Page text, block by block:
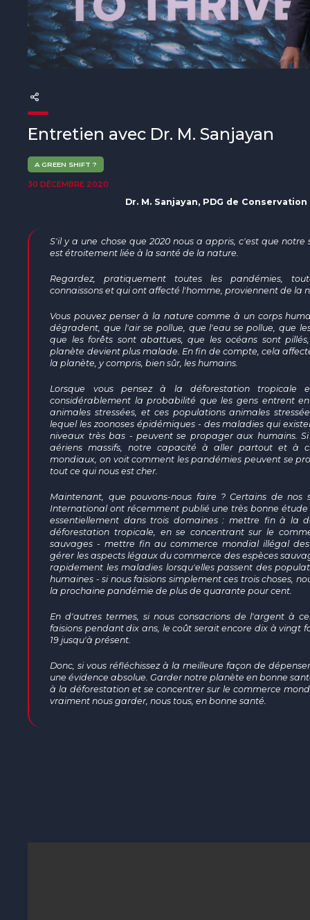
Beyond Plastic Med : BeMed
OACIS
Initiative Homme - Faune sauvage
The Green Shift Initiative
Entretien avec Dr. M. Sanjayan
A GREEN SHIFT ?
30 DÉCEMBRE 2020
Dr. M. Sanjayan, PDG de
S'il y a une chose que 2020 nous a appris, c'est que
est étroitement liée à la santé de la nature.
Regardez, pratiquement toutes les pandémies,
connaissons et qui ont affecté l'homme, proviennent de la
Vous pouvez penser à la nature comme à un corps
dégradent, que l'air se pollue, que l'eau se pollue, que
que les forêts sont abattues, que les océans sont
planète devient plus malade. En fin de compte, cela
la planète, y compris, bien sûr, les humains.
Lorsque vous pensez à la déforestation tropicale
considérablement la probabilité que les gens entrent
animales stressées, et ces populations animales
lequel les zoonoses épidémiques - des maladies qui
niveaux très bas - peuvent se propager aux humains.
aériens massifs, notre capacité à aller partout et à
mondiaux, on voit comment les pandémies peuvent se
tout ce qui nous est cher.
Maintenant, que pouvons-nous faire ? Certains de nos
International ont récemment publié une très bonne
essentiellement dans trois domaines : mettre fin à la
déforestation tropicale, en se concentrant sur le
sauvages - mettre fin au commerce mondial illégal
gérer les aspects légaux du commerce des espèces
rapidement les maladies lorsqu'elles passent des
humaines - si nous faisions simplement ces trois choses,
la prochaine pandémie de plus de quarante pour cent.
En d'autres termes, si nous consacrions de l'argent à
faisions pendant dix ans, le coût serait encore dix à vingt
19 jusqu'à présent.
Donc, si vous réfléchissez à la meilleure façon de
une évidence absolue. Garder notre planète en bonne
à la déforestation et se concentrer sur le commerce
vraiment nous garder, nous tous, en bonne santé.